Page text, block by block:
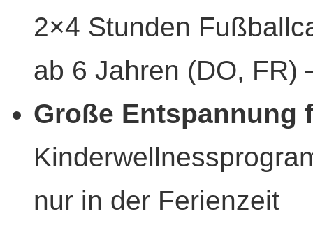
2×4 Stunden
ab 6 Jahren (DO, FR)
Große Entspannung
nur in der Ferienzeit